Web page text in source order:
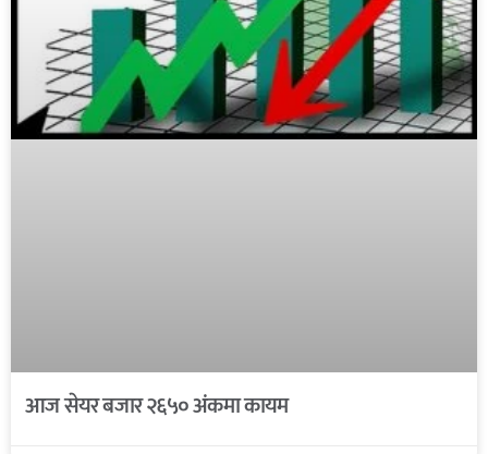
आज सेयर बजार २६५० अंकमा कायम